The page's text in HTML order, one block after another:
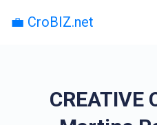
💼 CroBIZ.net
CREATIVE